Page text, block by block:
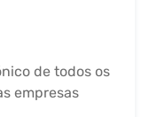
de todos os
empresas